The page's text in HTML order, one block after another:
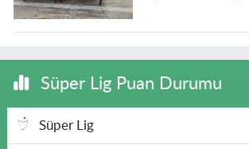
Süper Lig Puan Durumu
Süper Lig